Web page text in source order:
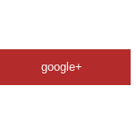
google+